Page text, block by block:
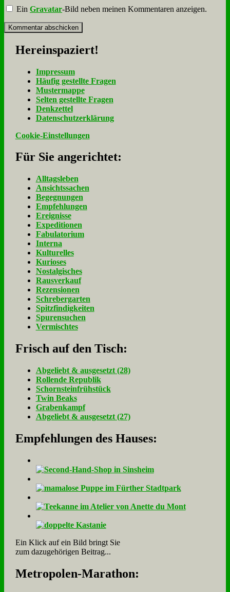
EinGravatar-Bild neben meinen Kommentaren anzeigen.
Her­ein­spa­ziert!
Im­pres­sum
Häu­fig ge­stell­te Fra­gen
Mu­ster­map­pe
Sel­ten ge­stell­te Fra­gen
Denk­zet­tel
Da­ten­schutz­er­klä­rung
Cookie-Einstellungen
Für Sie an­ge­rich­tet:
Alltagsleben
Ansichtssachen
Begegnungen
Empfehlungen
Ereignisse
Expeditionen
Fabulatorium
Interna
Kulturelles
Kurioses
Nostalgisches
Rausverkauf
Rezensionen
Schrebergarten
Spitzfindigkeiten
Spurensuchen
Vermischtes
Frisch auf den Tisch:
Ab­ge­liebt & aus­ge­setzt (28)
Rol­len­de Re­pu­blik
Schorn­stein­früh­stück
Twin Beaks
Gra­ben­kampf
Ab­ge­liebt & aus­ge­setzt (27)
Empfehlungen des Hauses:
Ein Klick auf ein Bild bringt Sie
zum dazugehörigen Beitrag...
Me­tro­po­len-Ma­ra­thon: